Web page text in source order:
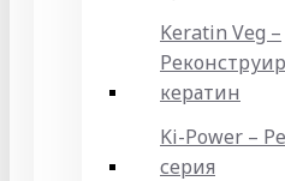
Keratin Veg –
кератин
Ki-Power –
серия